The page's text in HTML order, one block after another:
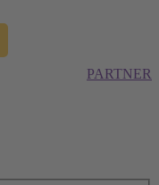
PARTNER